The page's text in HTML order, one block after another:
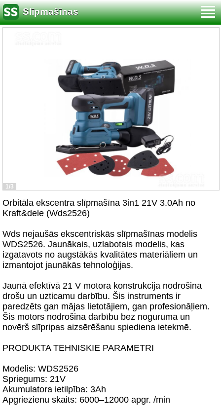
Slīpmašīnas
1/3
Orbitāla ekscentra slīpmašīna 3in1 21V 3.0Ah no
Kraft&dele (Wds2526)
Wds nejaušās ekscentriskās slīpmašīnas modelis
WDS2526. Jaunākais, uzlabotais modelis, kas
izgatavots no augstākās kvalitātes materiāliem un
izmantojot jaunākās tehnoloģijas.
Jaunā efektīvā 21 V motora konstrukcija nodrošina
drošu un uzticamu darbību. Šis instruments ir
paredzēts gan mājas lietotājiem, gan profesionāļiem.
Šis motors nodrošina darbību bez noguruma un
novērš slīpripas aizsērēšanu spiediena ietekmē.
PRODUKTA TEHNISKIE PARAMETRI
Modelis: WDS2526
Spriegums: 21V
Akumulatora ietilpība: 3Ah
Apgriezienu skaits: 6000–12000 apgr. /min